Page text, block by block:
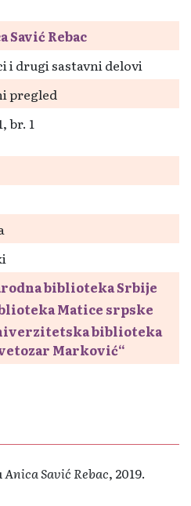
Savić Rebac
i drugi sastavni delovi
pregled
br. 1
biblioteka Srbije
Matice srpske
biblioteka
Marković“
Anica Savić Rebac, 2019.